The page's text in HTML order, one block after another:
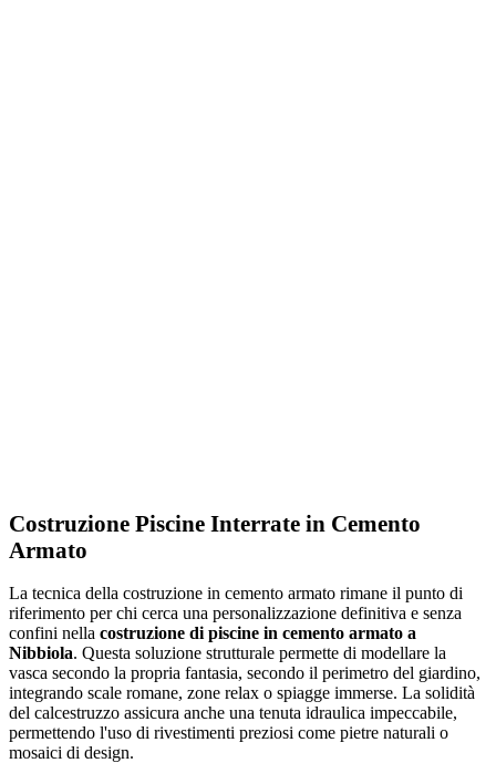
Costruzione Piscine Interrate in Cemento
Armato
La tecnica della costruzione in cemento armato rimane il punto di
riferimento per chi cerca una personalizzazione definitiva e senza
confini nella costruzione di piscine in cemento armato a
Nibbiola. Questa soluzione strutturale permette di modellare la
vasca secondo la propria fantasia, secondo il perimetro del giardino,
integrando scale romane, zone relax o spiagge immerse. La solidità
del calcestruzzo assicura anche una tenuta idraulica impeccabile,
permettendo l'uso di rivestimenti preziosi come pietre naturali o
mosaici di design.